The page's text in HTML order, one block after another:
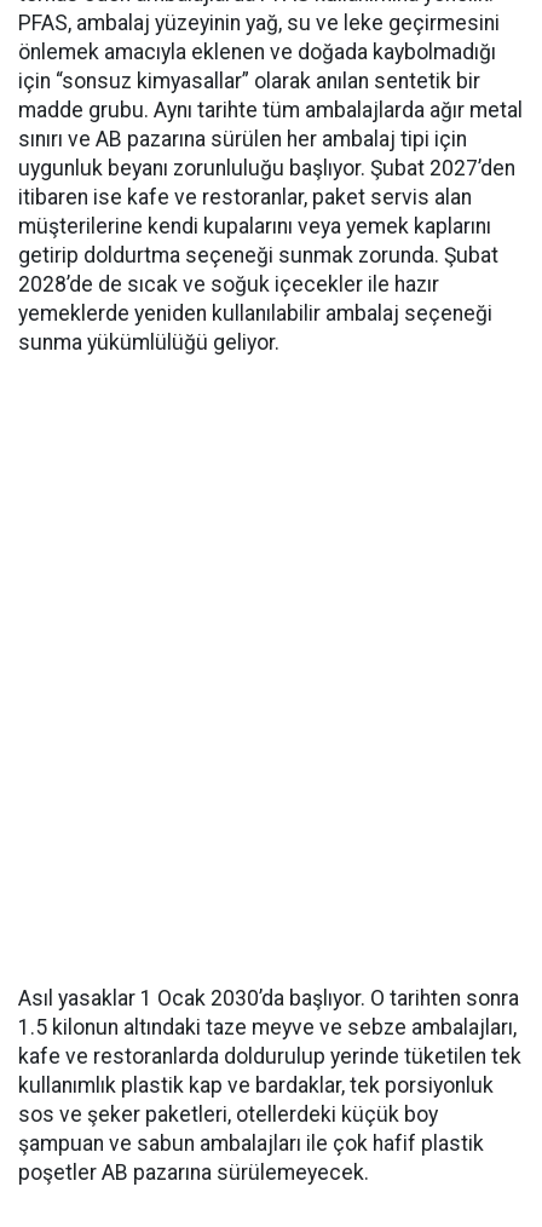
PFAS, ambalaj yüzeyinin yağ, su ve leke geçirmesini
önlemek amacıyla eklenen ve doğada kaybolmadığı
için “sonsuz kimyasallar” olarak anılan sentetik bir
madde grubu. Aynı tarihte tüm ambalajlarda ağır metal
sınırı ve AB pazarına sürülen her ambalaj tipi için
uygunluk beyanı zorunluluğu başlıyor. Şubat 2027’den
itibaren ise kafe ve restoranlar, paket servis alan
müşterilerine kendi kupalarını veya yemek kaplarını
getirip doldurtma seçeneği sunmak zorunda. Şubat
2028’de de sıcak ve soğuk içecekler ile hazır
yemeklerde yeniden kullanılabilir ambalaj seçeneği
sunma yükümlülüğü geliyor.
Asıl yasaklar 1 Ocak 2030’da başlıyor. O tarihten sonra
1.5 kilonun altındaki taze meyve ve sebze ambalajları,
kafe ve restoranlarda doldurulup yerinde tüketilen tek
kullanımlık plastik kap ve bardaklar, tek porsiyonluk
sos ve şeker paketleri, otellerdeki küçük boy
şampuan ve sabun ambalajları ile çok hafif plastik
poşetler AB pazarına sürülemeyecek.